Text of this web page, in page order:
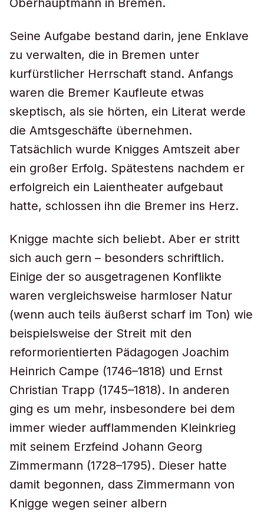
Oberhauptmann in Bremen.
Seine Aufgabe bestand darin, jene Enklave
zu verwalten, die in Bremen unter
kurfürstlicher Herrschaft stand. Anfangs
waren die Bremer Kaufleute etwas
skeptisch, als sie hörten, ein Literat werde
die Amtsgeschäfte übernehmen.
Tatsächlich wurde Knigges Amtszeit aber
ein großer Erfolg. Spätestens nachdem er
erfolgreich ein Laientheater aufgebaut
hatte, schlossen ihn die Bremer ins Herz.
Knigge machte sich beliebt. Aber er stritt
sich auch gern – besonders schriftlich.
Einige der so ausgetragenen Konflikte
waren vergleichsweise harmloser Natur
(wenn auch teils äußerst scharf im Ton) wie
beispielsweise der Streit mit den
reformorientierten Pädagogen Joachim
Heinrich Campe (1746–1818) und Ernst
Christian Trapp (1745–1818). In anderen
ging es um mehr, insbesondere bei dem
immer wieder aufflammenden Kleinkrieg
mit seinem Erzfeind Johann Georg
Zimmermann (1728–1795). Dieser hatte
damit begonnen, dass Zimmermann von
Knigge wegen seiner albern